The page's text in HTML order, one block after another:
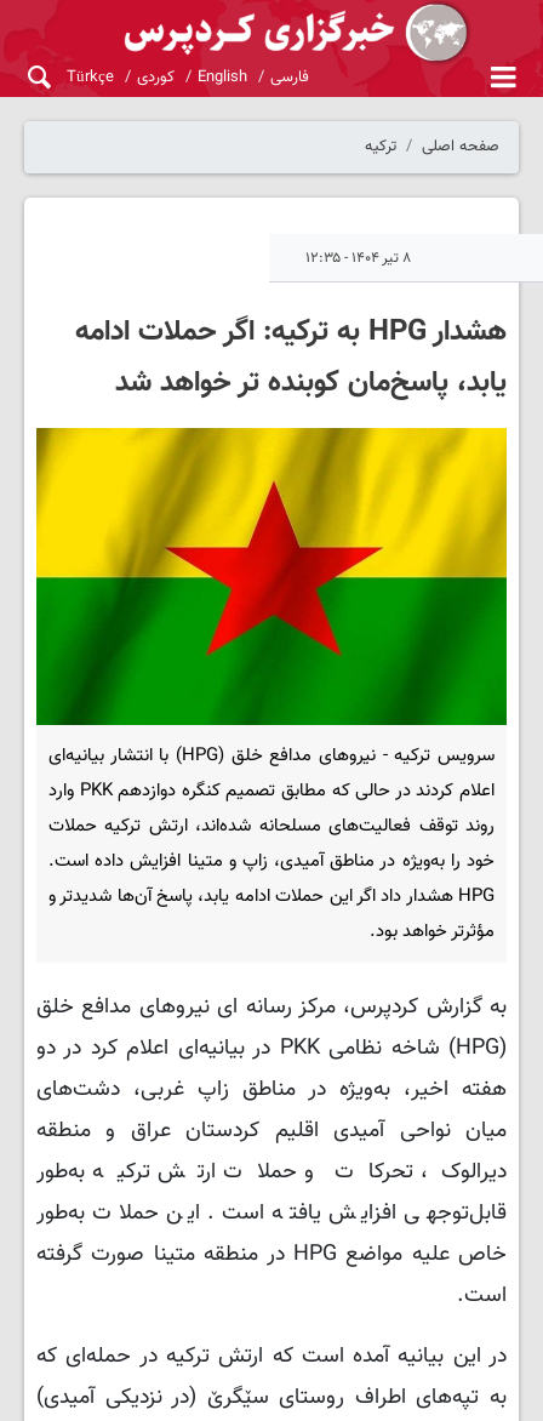
فارسی English کوردی Türkçe
صفحه اصلی ترکیه
۸ تیر ۱۴۰۴ - ۱۲:۳۵
هشدار HPG به ترکیه: اگر حملات ادامه
یابد، پاسخ‌مان کوبنده تر خواهد شد
سرویس ترکیه - نیروهای مدافع خلق (HPG) با انتشار بیانیه‌ای
اعلام کردند در حالی‌ که مطابق تصمیم کنگره دوازدهم PKK وارد
روند توقف فعالیت‌های مسلحانه شده‌اند، ارتش ترکیه حملات
خود را به‌ویژه در مناطق آمیدی، زاپ و متینا افزایش داده است.
HPG هشدار داد اگر این حملات ادامه یابد، پاسخ آن‌ها شدیدتر و
مؤثرتر خواهد بود.
به گزارش کردپرس، مرکز رسانه ای نیروهای مدافع خلق
(HPG) شاخه نظامی PKK در بیانیه‌ای اعلام کرد در دو
هفته اخیر، به‌ویژه در مناطق زاپ غربی، دشت‌های
میان نواحی آمیدی اقلیم کردستان عراق و منطقه
دیرالوک، تحرکات و حملات ارتش ترکیه به‌طور
قابل‌توجهی افزایش یافته است. این حملات به‌طور
خاص علیه مواضع HPG در منطقه متینا صورت گرفته
است.
در این بیانیه آمده است که ارتش ترکیه در حمله‌ای که
به تپه‌های اطراف روستای سێگرێ (در نزدیکی آمیدی)